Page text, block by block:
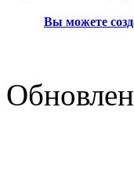
Вы можете